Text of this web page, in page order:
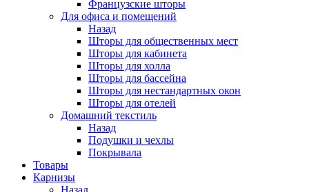
Французские шторы
Для офиса и помещений
Назад
Шторы для общественных мест
Шторы для кабинета
Шторы для холла
Шторы для бассейна
Шторы для нестандартных окон
Шторы для отелей
Домашний текстиль
Назад
Подушки и чехлы
Покрывала
Товары
Карнизы